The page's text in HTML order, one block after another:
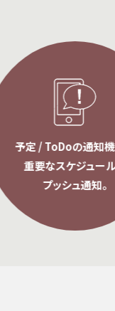
予定 / ToDoの通知機能で
重要なスケジュールを
プッシュ通知。